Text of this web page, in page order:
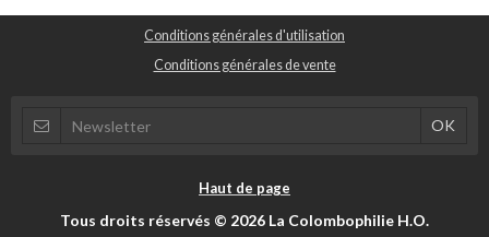
Conditions générales d'utilisation
Conditions générales de vente
Haut de page
Tous droits réservés © 2026 La Colombophilie H.O.